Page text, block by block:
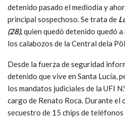
detenido pasado el mediodía y
principal sospechoso. Se trata de
(28),quien quedó detenido quedó
los calabozos de la Central dela
Desde la fuerza de seguridad
detenido que vive en Santa Lucía,
los mandatos judiciales de la UFI
cargo de Renato Roca. Durante el
secuestro de 15 chips de